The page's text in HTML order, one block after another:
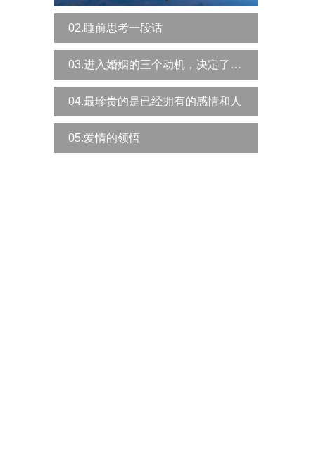
02.睡前思考一段话
03.进入婚姻的三个动机，决定了你是否幸福
04.最珍贵的是已经拥有的感情和人
05.爱情的领悟